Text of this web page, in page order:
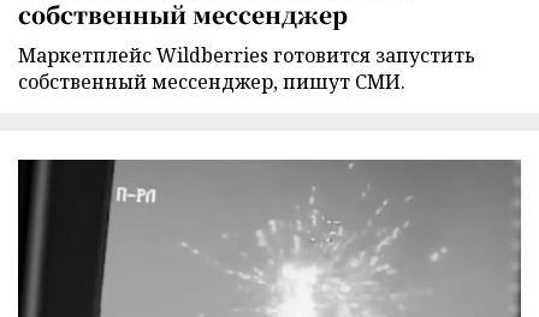
собственный мессенджер
Маркетплейс Wildberries готовится запустить
собственный мессенджер, пишут СМИ.